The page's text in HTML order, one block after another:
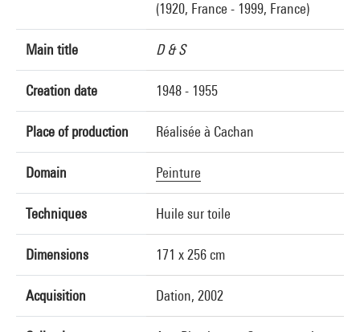
(1920, France - 1999, France)
Main title D & S
Creation date 1948 - 1955
Place of production Réalisée à Cachan
Domain Peinture
Techniques Huile sur toile
Dimensions 171 x 256 cm
Acquisition Dation, 2002